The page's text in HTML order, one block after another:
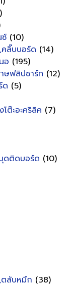
(10)
ลิ๊บบอร์ด (14)
อ (195)
ษฟลิปชาร์ท (12)
ด (5)
ต๊ะอะคริลิค (7)
ดติดบอร์ด (10)
ลับหมึก (38)